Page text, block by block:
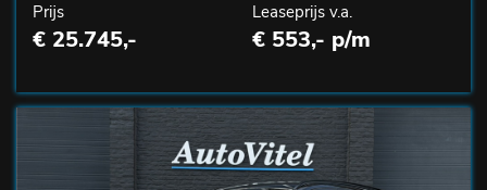
Prijs
€ 25.745,-
Leaseprijs v.a.
€ 553,- p/m